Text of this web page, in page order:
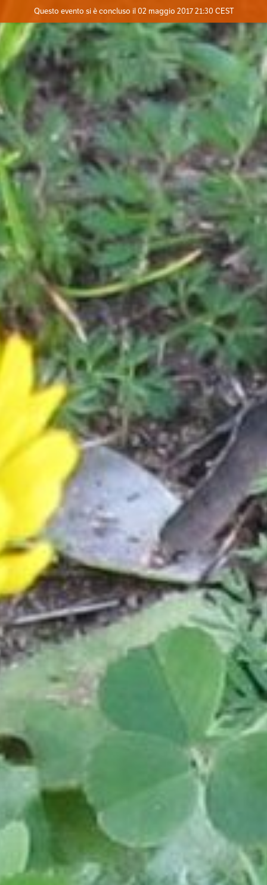
Dove
Contatta l'organizzatore
Questo evento si è concluso il 02 maggio 2017 21:30 CEST